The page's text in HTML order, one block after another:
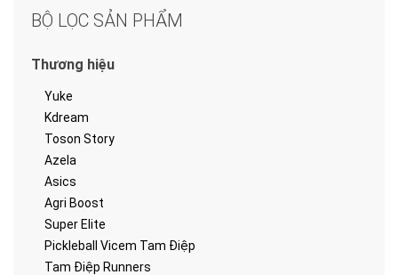
BỘ LỌC SẢN PHẨM
Thương hiệu
Yuke
Kdream
Toson Story
Azela
Asics
Agri Boost
Super Elite
Pickleball Vicem Tam Điệp
Tam Điệp Runners